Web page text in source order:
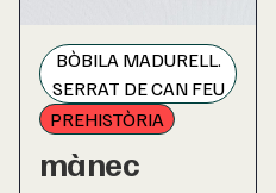
BÒBILA MADURELL.
SERRAT DE CAN FEU
PREHISTÒRIA
mànec